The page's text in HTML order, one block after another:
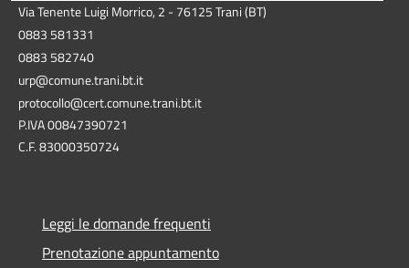
Via Tenente Luigi Morrico, 2 - 76125 Trani (BT)
0883 581331
0883 582740
urp@comune.trani.bt.it
protocollo@cert.comune.trani.bt.it
P.IVA 00847390721
C.F. 83000350724
Leggi le domande frequenti
Prenotazione appuntamento